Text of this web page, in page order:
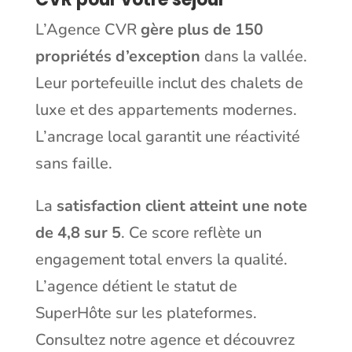
L’Agence CVRgère plus de 150
propriétés d’exception dans la vallée.
Leur portefeuille inclut des chalets de
luxe et des appartements modernes.
L’ancrage local garantit une réactivité
sans faille.
La satisfaction client atteint une note
de 4,8 sur 5. Ce score reflète un
engagement total envers la qualité.
L’agence détient le statut de
SuperHôte sur les plateformes.
Consultez notre agence et découvrez